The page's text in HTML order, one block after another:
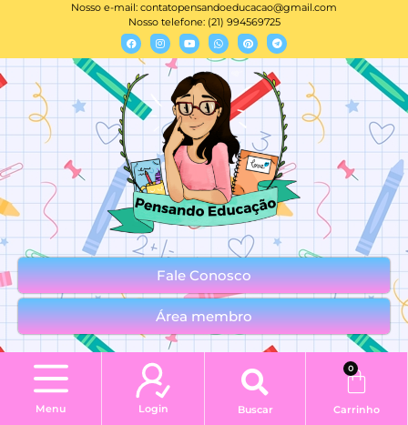
Nosso e-mail: contatopensandoeducacao@gmail.com
Nosso telefone: (21) 994569725
Fale Conosco
Área membro
Menu Login Buscar
0
Carrinho